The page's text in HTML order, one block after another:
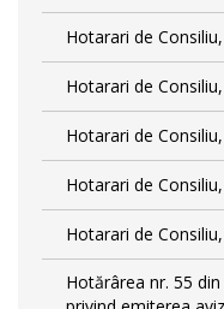
Hotarari de
Hotarari de
Hotarari de
Hotarari de
Hotarari de
Hotărârea nr. 55